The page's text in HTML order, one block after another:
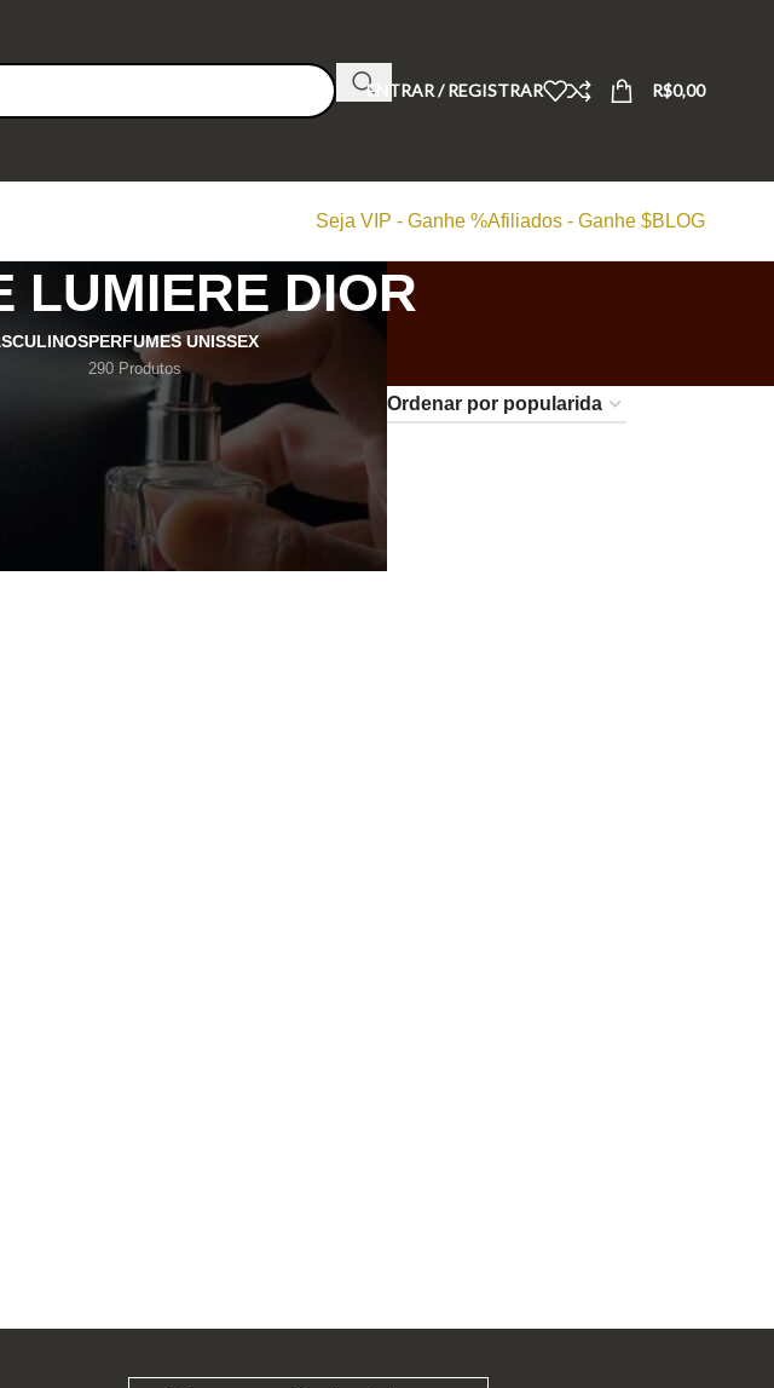
ENTRAR / REGISTRAR R$0,00
Seja VIP - Ganhe %Afiliados - Ganhe $BLOG
LUMIERE DIOR
PERFUMES UNISSEX
290 Produtos
Mostrar 9 12 18 24